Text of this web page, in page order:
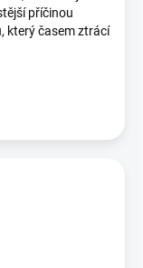
příčinou
který časem ztrácí